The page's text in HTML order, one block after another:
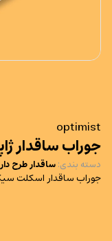
optimist
جوراب ساقدار
دسته بندی: ساقدار طرح دار
جوراب ساقدار اسکلت